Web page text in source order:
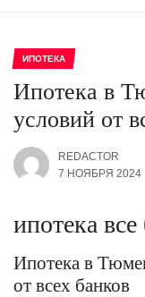
ИПОТЕКА
Ипотека в
условий от
REDACTOR
7 НОЯБРЯ 2024
ипотека
Ипотека в
от всех банков